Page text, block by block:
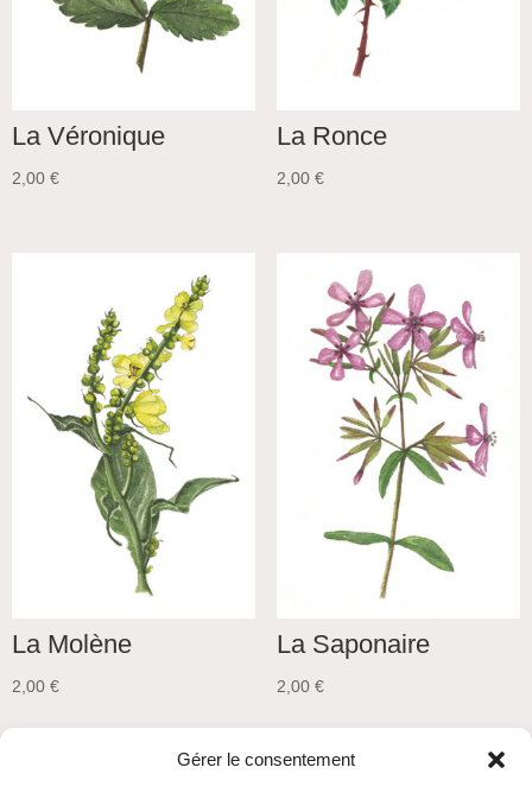
Gérer le consentement
La Véronique
2,00 €
La Ronce
2,00 €
La Molène
2,00 €
La Saponaire
2,00 €